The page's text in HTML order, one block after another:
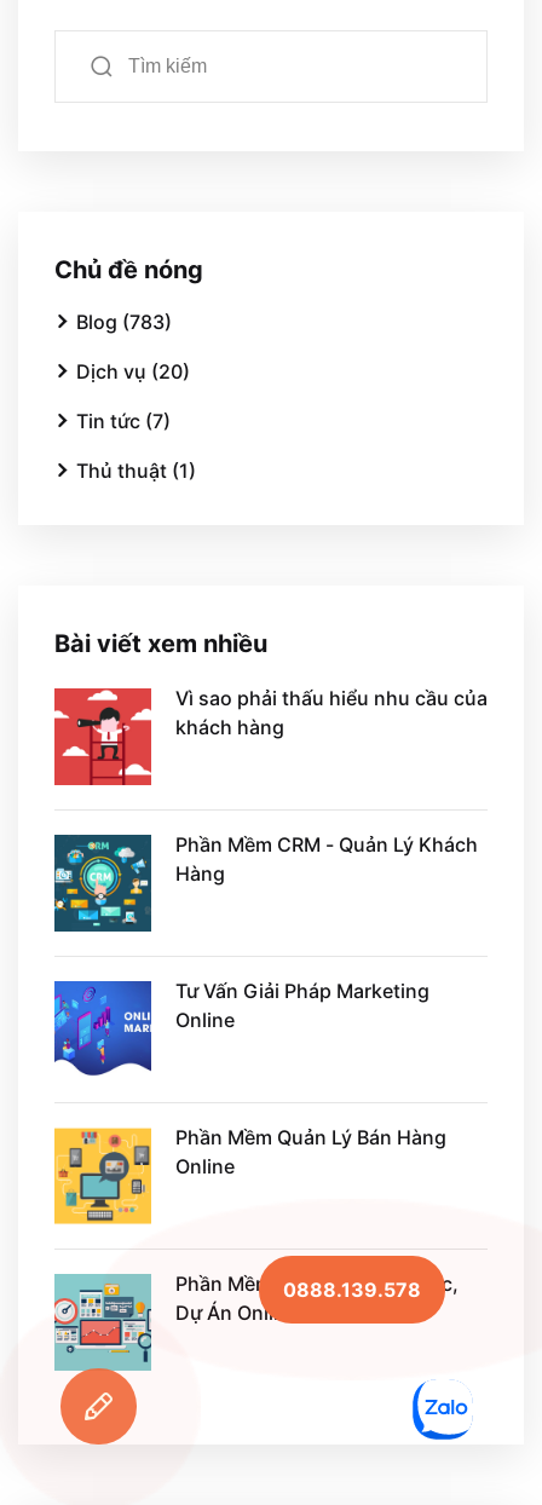
Chủ đề nóng
Blog (783)
Dịch vụ (20)
Tin tức (7)
Thủ thuật (1)
Bài viết xem nhiều
Vì sao phải thấu hiểu nhu cầu của
khách hàng
Phần Mềm CRM - Quản Lý Khách
Hàng
Tư Vấn Giải Pháp Marketing
Online
Phần Mềm Quản Lý Bán Hàng
Online
Phần Mềm Quản Lý Công Việc,
Dự Án Online
0888.139.578